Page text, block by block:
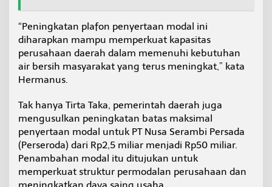
“Peningkatan plafon penyertaan modal ini
diharapkan mampu memperkuat kapasitas
perusahaan daerah dalam memenuhi kebutuhan
air bersih masyarakat yang terus meningkat,” kata
Hermanus.
Tak hanya Tirta Taka, pemerintah daerah juga
mengusulkan peningkatan batas maksimal
penyertaan modal untuk PT Nusa Serambi Persada
(Perseroda) dari Rp2,5 miliar menjadi Rp50 miliar.
Penambahan modal itu ditujukan untuk
memperkuat struktur permodalan perusahaan dan
meningkatkan daya saing usaha.